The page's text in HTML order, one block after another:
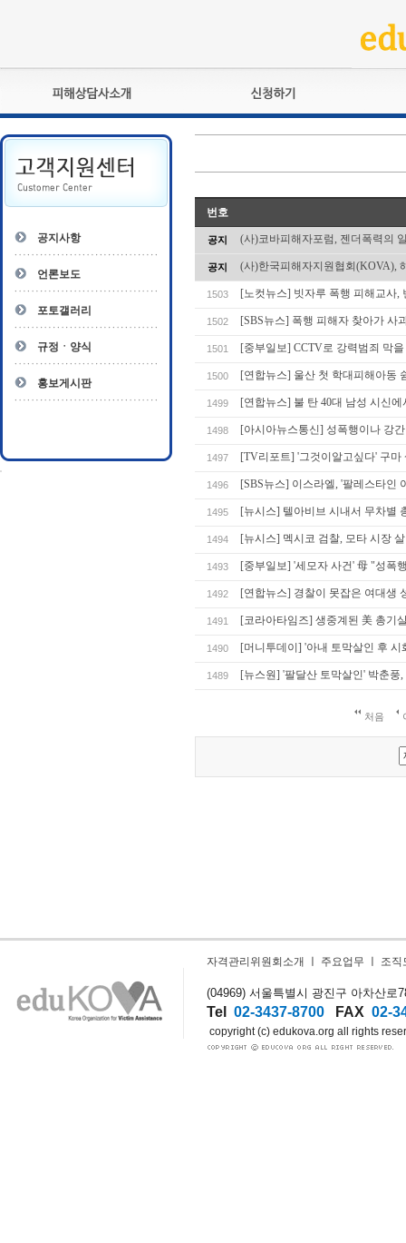
피해상담사란?
자격관리규정
상담사 자격증 확인
- 피해상담사 1급
- 전문수련감독자
- 전문수련기관
교육훈련
자격심사
자격복원
공지사항
언론보도
포토갤러리
규정ㆍ양식
홍보게시판
번호
공지 (사)코바피해자포럼, 젠더폭력의
공지 (사)한국피해자지원협회(KOVA),
1503 [노컷뉴스] 빗자루 폭행 피해교사
1502 [SBS뉴스] 폭행 피해자 찾아가 사
1501 [중부일보] CCTV로 강력범죄 막
1500 [연합뉴스] 울산 첫 학대피해아동
1499 [연합뉴스] 불 탄 40대 남성 시신
1498 [아시아뉴스통신] 성폭행이나 강
1497 [TV리포트] '그것이알고싶다' 구
1496 [SBS뉴스] 이스라엘, '팔레스타인
1495 [뉴시스] 텔아비브 시내서 무차별
1494 [뉴시스] 멕시코 검찰, 모타 시장
1493 [중부일보] '세모자 사건' 母 "성폭
1492 [연합뉴스] 경찰이 못잡은 여대생
1491 [코라아타임즈] 생중계된 美 총기
1490 [머니투데이] '아내 토막살인 후
1489 [뉴스원] '팔달산 토막살인' 박춘
처음
자격관리위원회소개 주요업무 조직
(04969) 서울특별시 광진구 아차산로
Tel 02-3437-8700 FAX 02-
copyright (c) edukova.org all rights